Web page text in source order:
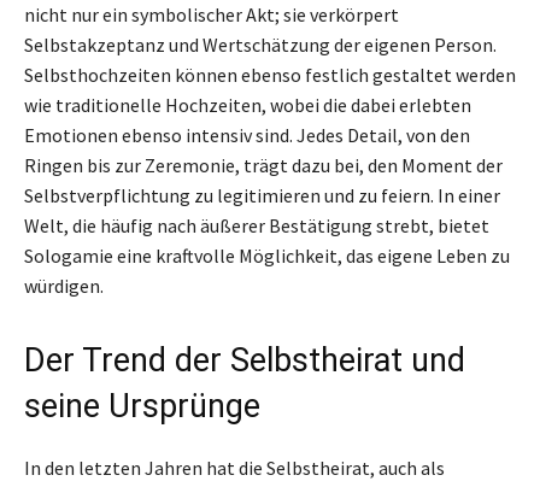
nicht nur ein symbolischer Akt; sie verkörpert
Selbstakzeptanz und Wertschätzung der eigenen Person.
Selbsthochzeiten können ebenso festlich gestaltet werden
wie traditionelle Hochzeiten, wobei die dabei erlebten
Emotionen ebenso intensiv sind. Jedes Detail, von den
Ringen bis zur Zeremonie, trägt dazu bei, den Moment der
Selbstverpflichtung zu legitimieren und zu feiern. In einer
Welt, die häufig nach äußerer Bestätigung strebt, bietet
Sologamie eine kraftvolle Möglichkeit, das eigene Leben zu
würdigen.
Der Trend der Selbstheirat und
seine Ursprünge
In den letzten Jahren hat die Selbstheirat, auch als